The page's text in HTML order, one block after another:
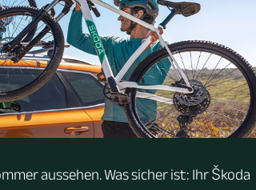
aussehen. Was sicher ist: Ihr Škoda